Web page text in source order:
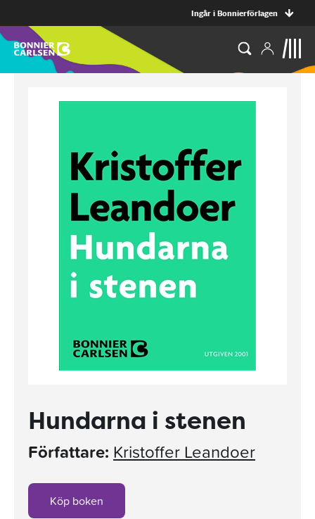
Ingår i Bonnierförlagen
Hundarna i stenen
Författare: Kristoffer Leandoer
Köp boken